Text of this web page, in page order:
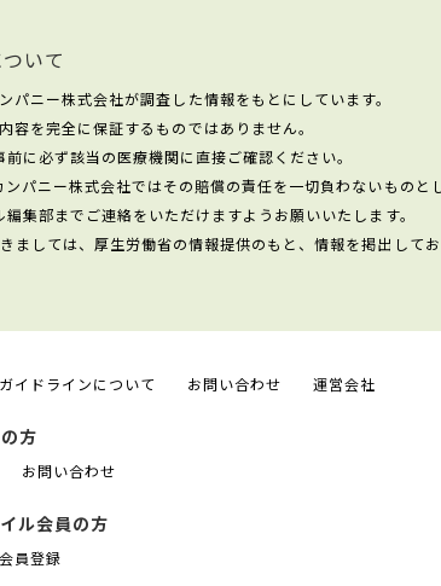
いて
ニー株式会社が調査した情報をもとにしています。
を完全に保証するものではありません。
に必ず該当の医療機関に直接ご確認ください。
パニー株式会社ではその賠償の責任を一切負わないものとし
集部までご連絡をいただけますようお願いいたします。
しては、厚生労働省の情報提供のもと、情報を掲出してお
イドラインについて お問い合わせ 運営会社
方
お問い合わせ
ル会員の方
会員登録